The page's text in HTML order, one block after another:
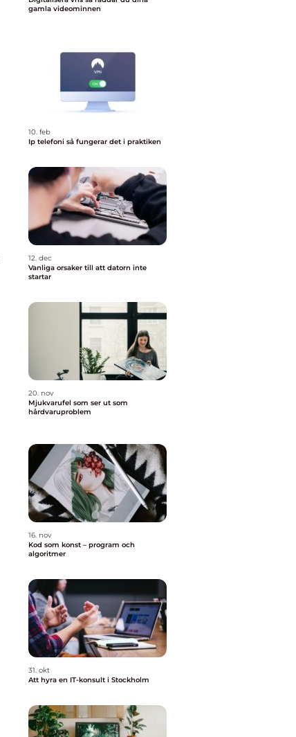
gamla videominnen
10. feb
Ip telefoni så fungerar det i praktiken
12. dec
Vanliga orsaker till att datorn inte
startar
20. nov
Mjukvarufel som ser ut som
hårdvaruproblem
16. nov
Kod som konst – program och
algoritmer
31. okt
Att hyra en IT-konsult i Stockholm